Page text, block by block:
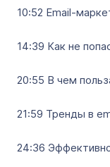
10:52 Email-
14:39 Как не
20:55 В чем
21:59 Тренды в
24:36